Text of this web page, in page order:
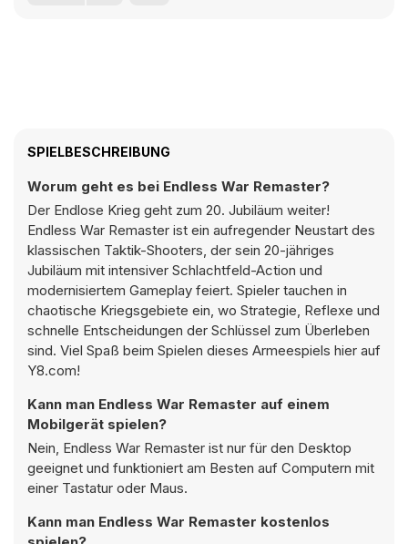
SPIELBESCHREIBUNG
Worum geht es bei Endless War Remaster?
Der Endlose Krieg geht zum 20. Jubiläum weiter!
Endless War Remaster ist ein aufregender Neustart des
klassischen Taktik-Shooters, der sein 20-jähriges
Jubiläum mit intensiver Schlachtfeld-Action und
modernisiertem Gameplay feiert. Spieler tauchen in
chaotische Kriegsgebiete ein, wo Strategie, Reflexe und
schnelle Entscheidungen der Schlüssel zum Überleben
sind. Viel Spaß beim Spielen dieses Armeespiels hier auf
Y8.com!
Kann man Endless War Remaster auf einem
Mobilgerät spielen?
Nein, Endless War Remaster ist nur für den Desktop
geeignet und funktioniert am Besten auf Computern mit
einer Tastatur oder Maus.
Kann man Endless War Remaster kostenlos